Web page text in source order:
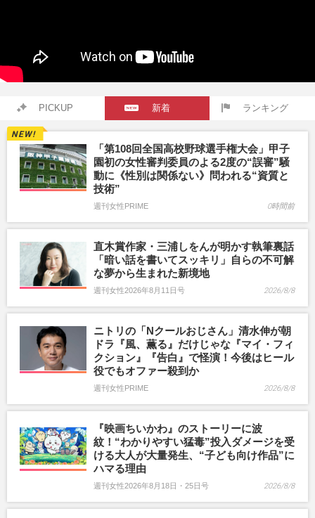
PICKUP 新着 ランキング
「第108回全国高校野球選手権大会」甲子
園初の女性審判委員のよる2度の“誤審”騒
動に《性別は関係ない》問われる“資質と
技術”
週刊女性PRIME 0時間前
直木賞作家・三浦しをんが明かす執筆裏話
「暗い話を書いてスッキリ」自らの不可解
な夢から生まれた新境地
週刊女性2026年8月11日号 2026/8/8
ニトリの「Nクールおじさん」清水伸が朝
ドラ『風、薫る』だけじゃな『マイ・フィ
クション』『告白』で怪演！今後はヒール
役でもオファー殺到か
週刊女性PRIME 2026/8/8
『映画ちいかわ』のストーリーに波
紋！“わかりやすい猛毒”投入ダメージを受
ける大人が大量発生、“子ども向け作品”に
ハマる理由
週刊女性2026年8月18日・25日号 2026/8/8